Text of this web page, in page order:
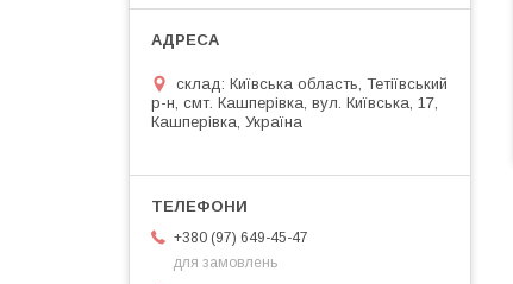
склад: Київська область, Тетіївський
р-н, смт. Кашперівка, вул. Київська, 17,
Кашперівка, Україна
+380 (97) 649-45-47
для замовлень